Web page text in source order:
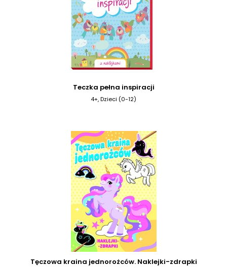
Teczka pełna inspiracji
4+, Dzieci (0-12)
Tęczowa kraina jednorożców. Naklejki-zdrapki